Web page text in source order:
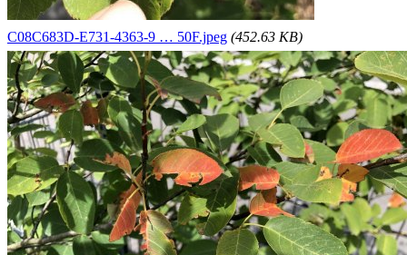
C08C683D-E731-4363-9 … 50F.jpeg (452.63 KB)